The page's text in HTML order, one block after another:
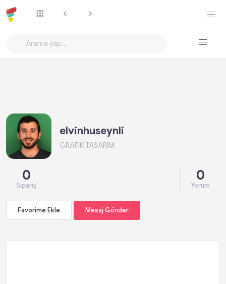
Mesaj Gönder
elvinhuseynli
GRAFIK TASARIM
0
Sipariş
0
Yorum
Favorime Ekle Mesaj Gönder